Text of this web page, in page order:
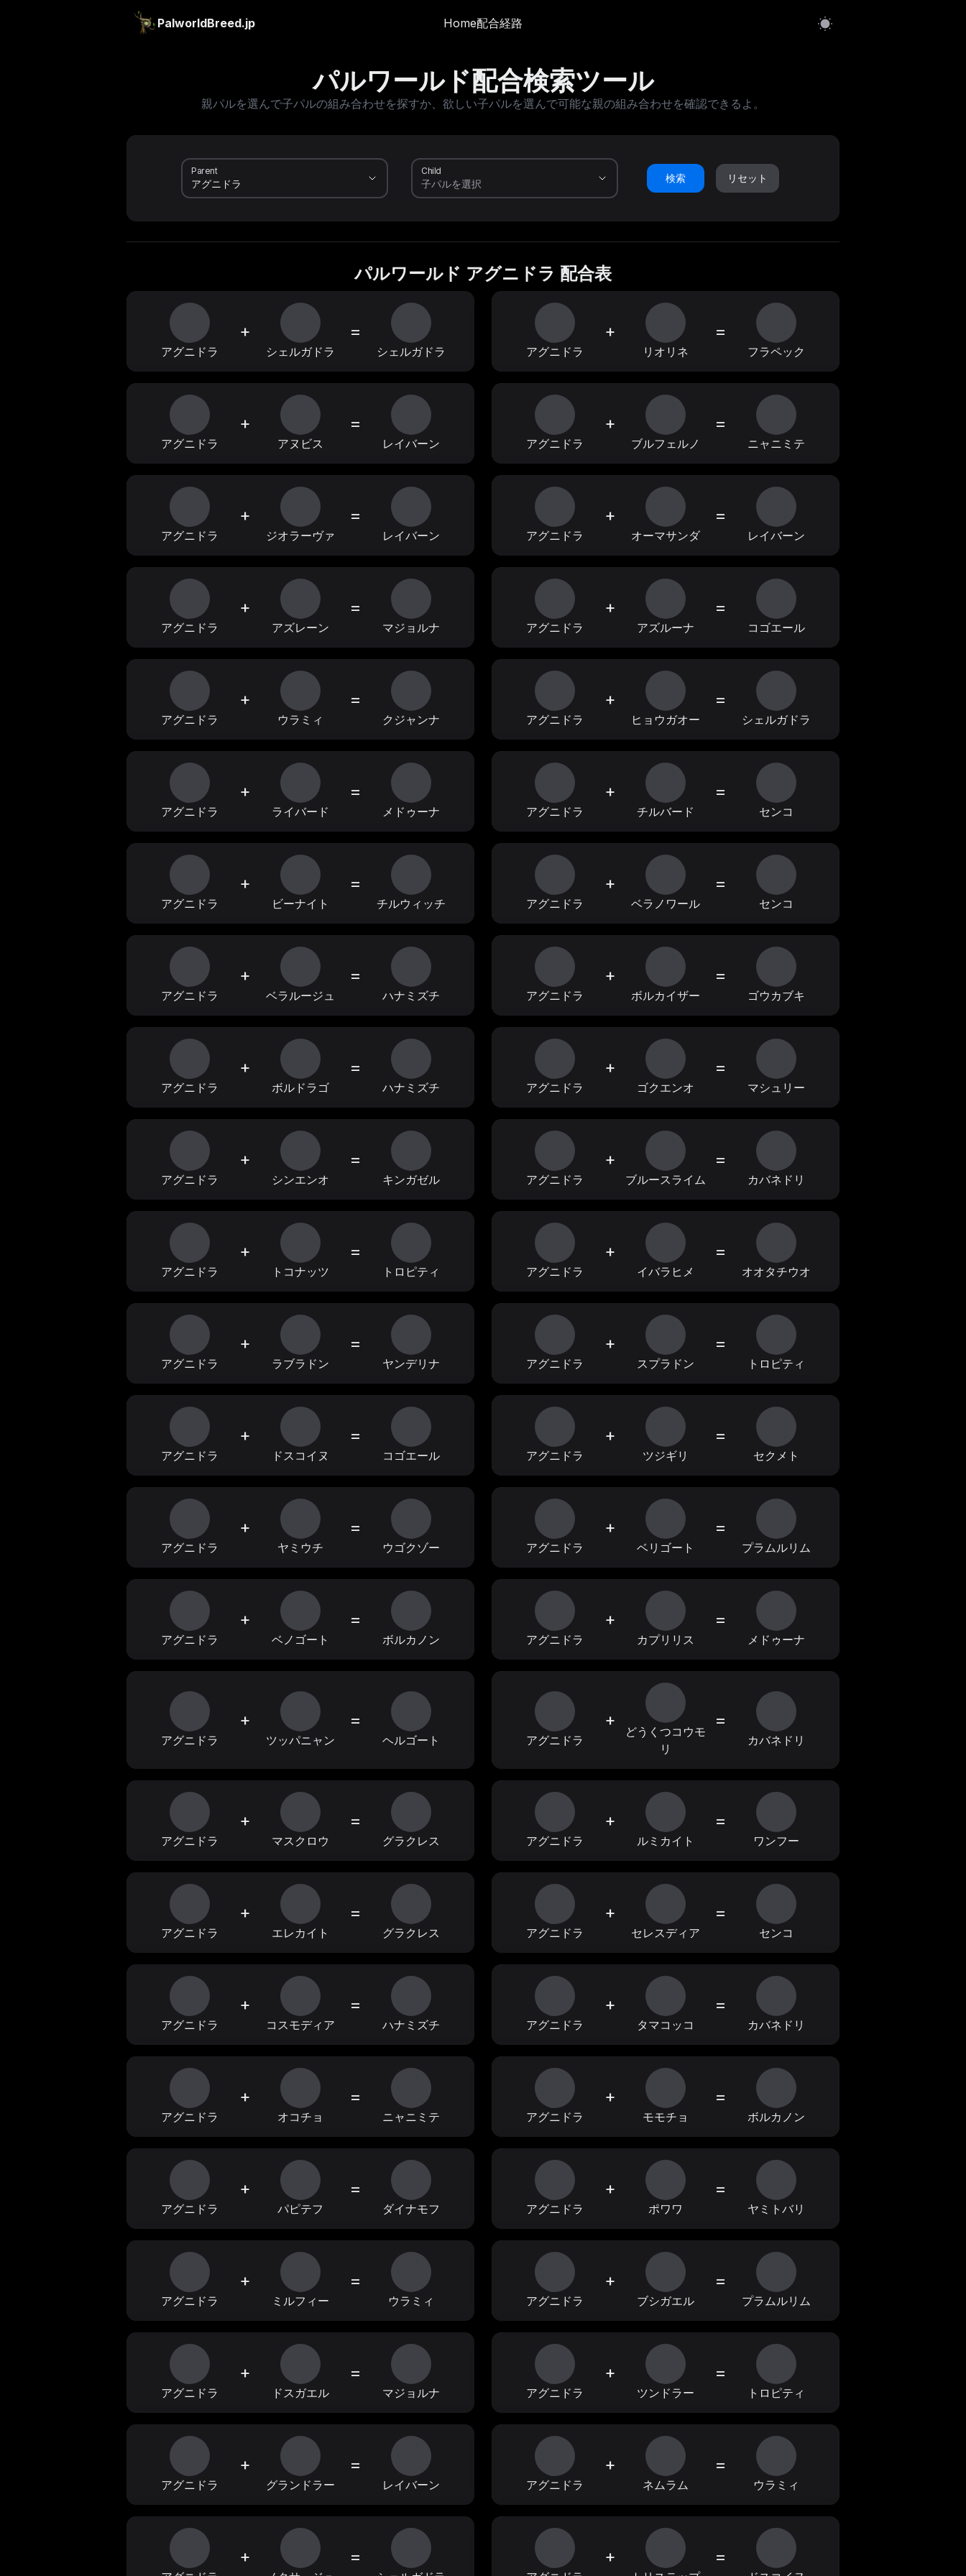
PalworldBreed.jp Home配合経路
パルワールド配合検索ツール
親パルを選んで子パルの組み合わせを探すか、欲しい子パルを選んで可能な親の組み合わせを確認できるよ。
Parent Child
検索 リセット
パルワールド アグニドラ 配合表
アグニドラ
+
シェルガドラ
=
シェルガドラ アグニドラ
+
リオリネ
=
フラペック
アグニドラ
+
アヌビス
=
レイバーン アグニドラ
+
ブルフェルノ
=
ニャニミテ
アグニドラ
+
ジオラーヴァ
=
レイバーン アグニドラ
+
オーマサンダ
=
レイバーン
アグニドラ
+
アズレーン
=
マジョルナ アグニドラ
+
アズルーナ
=
コゴエール
アグニドラ
+
ウラミィ
=
クジャンナ アグニドラ
+
ヒョウガオー
=
シェルガドラ
アグニドラ
+
ライバード
=
メドゥーナ アグニドラ
+
チルバード
=
センコ
アグニドラ
+
ビーナイト
=
チルウィッチ アグニドラ
+
ベラノワール
=
センコ
アグニドラ
+
ベラルージュ
=
ハナミズチ アグニドラ
+
ボルカイザー
=
ゴウカブキ
アグニドラ
+
ボルドラゴ
=
ハナミズチ アグニドラ
+
ゴクエンオ
=
マシュリー
アグニドラ
+
シンエンオ
=
キンガゼル アグニドラ
+
ブルースライム
=
カバネドリ
アグニドラ
+
トコナッツ
=
トロピティ アグニドラ
+
イバラヒメ
=
オオタチウオ
アグニドラ
+
ラブラドン
=
ヤンデリナ アグニドラ
+
スプラドン
=
トロピティ
アグニドラ
+
ドスコイヌ
=
コゴエール アグニドラ
+
ツジギリ
=
セクメト
アグニドラ
+
ヤミウチ
=
ウゴクゾー アグニドラ
+
ベリゴート
=
プラムルリム
アグニドラ
+
ベノゴート
=
ボルカノン アグニドラ
+
カプリリス
=
メドゥーナ
アグニドラ
+
ツッパニャン
=
ヘルゴート アグニドラ
+
どうくつコウモ
リ
=
カバネドリ
アグニドラ
+
マスクロウ
=
グラクレス アグニドラ
+
ルミカイト
=
ワンフー
アグニドラ
+
エレカイト
=
グラクレス アグニドラ
+
セレスディア
=
センコ
アグニドラ
+
コスモディア
=
ハナミズチ アグニドラ
+
タマコッコ
=
カバネドリ
アグニドラ
+
オコチョ
=
ニャニミテ アグニドラ
+
モモチョ
=
ボルカノン
アグニドラ
+
パピテフ
=
ダイナモフ アグニドラ
+
ポワワ
=
ヤミトバリ
アグニドラ
+
ミルフィー
=
ウラミィ アグニドラ
+
ブシガエル
=
プラムルリム
アグニドラ
+
ドスガエル
=
マジョルナ アグニドラ
+
ツンドラー
=
トロピティ
アグニドラ
+
グランドラー
=
レイバーン アグニドラ
+
ネムラム
=
ウラミィ
+ = + =